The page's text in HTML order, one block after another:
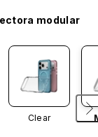
modular
Clear